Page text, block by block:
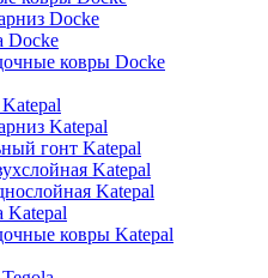
Docke
Docke
ковры Docke
Katepal
гонт Katepal
Katepal
Katepal
Katepal
ковры Katepal